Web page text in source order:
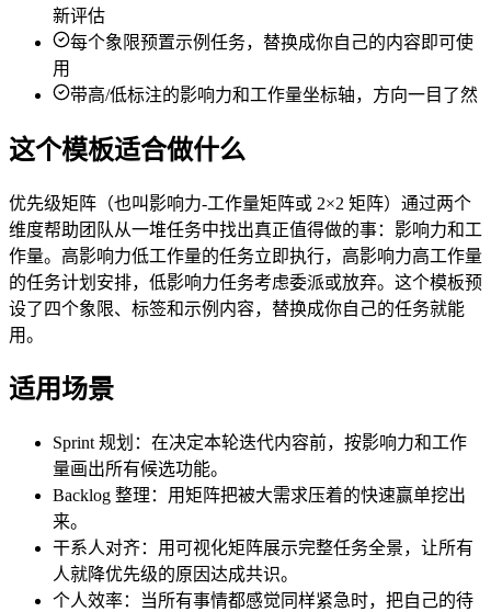
新评估
每个象限预置示例任务，替换成你自己的内容即可使
用
带高/低标注的影响力和工作量坐标轴，方向一目了然
这个模板适合做什么
优先级矩阵（也叫影响力-工作量矩阵或 2×2 矩阵）通过两个
维度帮助团队从一堆任务中找出真正值得做的事：影响力和工
作量。高影响力低工作量的任务立即执行，高影响力高工作量
的任务计划安排，低影响力任务考虑委派或放弃。这个模板预
设了四个象限、标签和示例内容，替换成你自己的任务就能
用。
适用场景
Sprint 规划：在决定本轮迭代内容前，按影响力和工作
量画出所有候选功能。
Backlog 整理：用矩阵把被大需求压着的快速赢单挖出
来。
干系人对齐：用可视化矩阵展示完整任务全景，让所有
人就降优先级的原因达成共识。
个人效率：当所有事情都感觉同样紧急时，把自己的待